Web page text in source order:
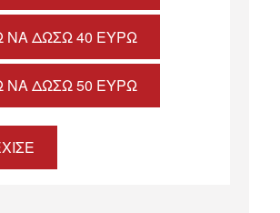
ΝΑ ΔΏΣΩ 40 ΕΥΡΏ
ΝΑ ΔΏΣΩ 50 ΕΥΡΏ